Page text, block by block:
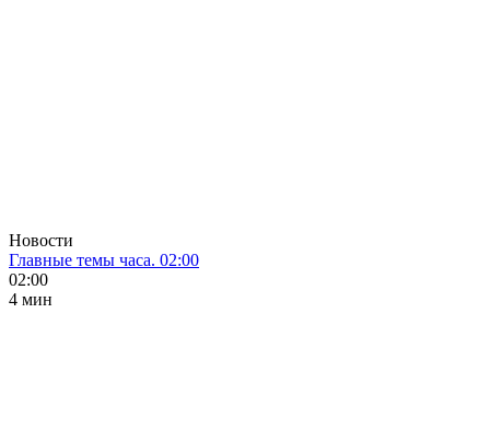
Новости
Главные темы часа. 02:00
02:00
4 мин